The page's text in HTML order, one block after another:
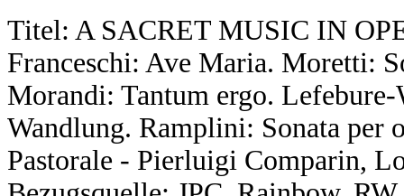
Titel: A SACRET MUSIC IN
Franceschi: Ave Maria. Moretti:
Morandi: Tantum ergo.
Wandlung. Ramplini: Sonata per
Pastorale - Pierluigi Comparin,